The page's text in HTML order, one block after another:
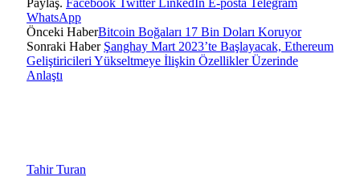
WhatsApp
Önceki HaberBitcoin Boğaları 17 Bin Doları Koruyor
Sonraki Haber Şanghay Mart 2023’te Başlayacak, Ethereum
Geliştiricileri Yükseltmeye İlişkin Özellikler Üzerinde
Anlaştı
Tahir Turan